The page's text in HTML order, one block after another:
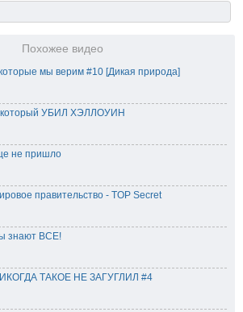
Похожее видео
мы верим #10 [Дикая природа]
который УБИЛ ХЭЛЛОУИН
не пришло
правительство - TOP Secret
знают ВСЕ!
ТАКОЕ НЕ ЗАГУГЛИЛ #4